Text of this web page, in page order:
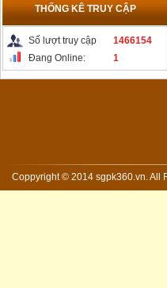
THỐNG KÊ TRUY CẬP
Số lượt truy cập
1466154
Đang Online:
1
Coppyright © 2014 sgpk360.vn. All